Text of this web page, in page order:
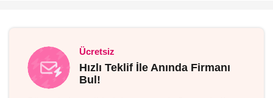
Ücretsiz
Hızlı Teklif İle Anında Firmanı
Bul!